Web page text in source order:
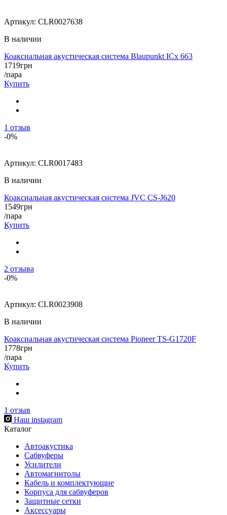
Артикул: CLR0027638
В наличии
Коаксиальная акустическая система Blaupunkt ICx 663
1719грн
/пара
Купить
1 отзыв
-0%
Артикул: CLR0017483
В наличии
Коаксиальная акустическая система JVC CS-J620
1549грн
/пара
Купить
2 отзыва
-0%
Артикул: CLR0023908
В наличии
Коаксиальная акустическая система Pioneer TS-G1720F
1778грн
/пара
Купить
1 отзыв
Наш instagram
Каталог
Автоакустика
Сабвуферы
Усилители
Автомагнитолы
Кабель и комплектующие
Корпуса для сабвуферов
Защитные сетки
Аксессуары